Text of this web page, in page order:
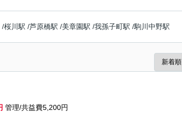
/桜川駅 /芦原橋駅 /美章園駅 /我孫子町駅 /駒川中野駅
管理/共益費5,200円